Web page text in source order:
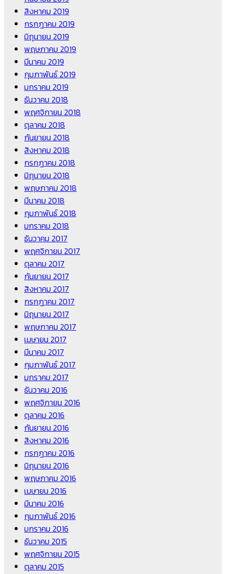
สิงหาคม 2019
กรกฎาคม 2019
มิถุนายน 2019
พฤษภาคม 2019
มีนาคม 2019
กุมภาพันธ์ 2019
มกราคม 2019
ธันวาคม 2018
พฤศจิกายน 2018
ตุลาคม 2018
กันยายน 2018
สิงหาคม 2018
กรกฎาคม 2018
มิถุนายน 2018
พฤษภาคม 2018
มีนาคม 2018
กุมภาพันธ์ 2018
มกราคม 2018
ธันวาคม 2017
พฤศจิกายน 2017
ตุลาคม 2017
กันยายน 2017
สิงหาคม 2017
กรกฎาคม 2017
มิถุนายน 2017
พฤษภาคม 2017
เมษายน 2017
มีนาคม 2017
กุมภาพันธ์ 2017
มกราคม 2017
ธันวาคม 2016
พฤศจิกายน 2016
ตุลาคม 2016
กันยายน 2016
สิงหาคม 2016
กรกฎาคม 2016
มิถุนายน 2016
พฤษภาคม 2016
เมษายน 2016
มีนาคม 2016
กุมภาพันธ์ 2016
มกราคม 2016
ธันวาคม 2015
พฤศจิกายน 2015
ตุลาคม 2015